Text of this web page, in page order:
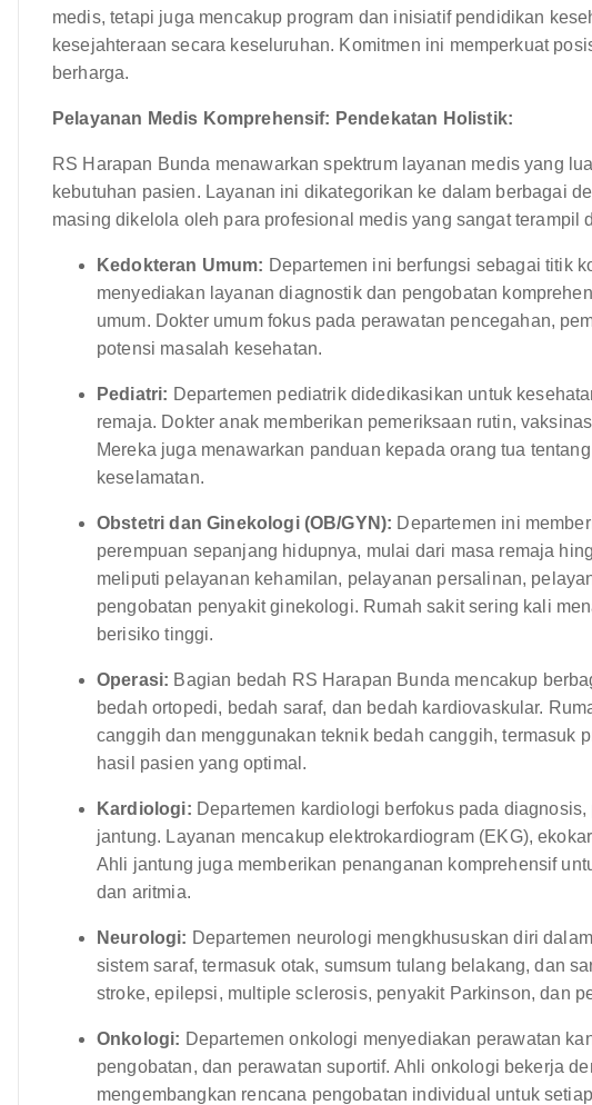
medis, tetapi juga mencakup program dan inisiatif pendidikan
kesejahteraan secara keseluruhan. Komitmen ini memperkuat
berharga.
Pelayanan Medis Komprehensif: Pendekatan Holistik:
RS Harapan Bunda menawarkan spektrum layanan medis yang
kebutuhan pasien. Layanan ini dikategorikan ke dalam berbagai
masing dikelola oleh para profesional medis yang sangat terampil
Kedokteran Umum: Departemen ini berfungsi sebagai titik
menyediakan layanan diagnostik dan pengobatan
umum. Dokter umum fokus pada perawatan pencegahan,
potensi masalah kesehatan.
Pediatri: Departemen pediatrik didedikasikan untuk
remaja. Dokter anak memberikan pemeriksaan rutin,
Mereka juga menawarkan panduan kepada orang tua
keselamatan.
Obstetri dan Ginekologi (OB/GYN): Departemen ini
perempuan sepanjang hidupnya, mulai dari masa remaja
meliputi pelayanan kehamilan, pelayanan persalinan,
pengobatan penyakit ginekologi. Rumah sakit sering kali
berisiko tinggi.
Operasi: Bagian bedah RS Harapan Bunda mencakup
bedah ortopedi, bedah saraf, dan bedah kardiovaskular.
canggih dan menggunakan teknik bedah canggih, termasuk
hasil pasien yang optimal.
Kardiologi: Departemen kardiologi berfokus pada
jantung. Layanan mencakup elektrokardiogram (EKG),
Ahli jantung juga memberikan penanganan komprehensif
dan aritmia.
Neurologi: Departemen neurologi mengkhususkan diri
sistem saraf, termasuk otak, sumsum tulang belakang, dan
stroke, epilepsi, multiple sclerosis, penyakit Parkinson, dan
Onkologi: Departemen onkologi menyediakan perawatan
pengobatan, dan perawatan suportif. Ahli onkologi bekerja
mengembangkan rencana pengobatan individual untuk